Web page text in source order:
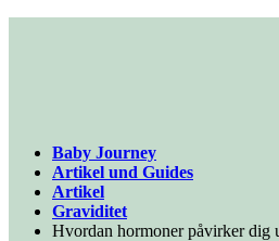
Baby Journey
Artikel und Guides
Artikel
Graviditet
Hvordan hormoner påvirker dig